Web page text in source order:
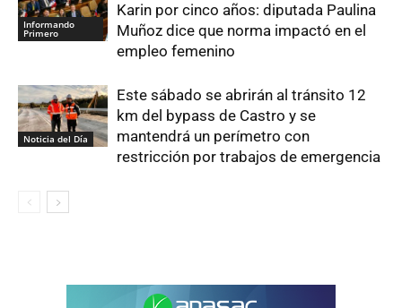
Informando
Primero
Karin por cinco años: diputada Paulina
Muñoz dice que norma impactó en el
empleo femenino
Noticia del Día
Este sábado se abrirán al tránsito 12
km del bypass de Castro y se
mantendrá un perímetro con
restricción por trabajos de emergencia